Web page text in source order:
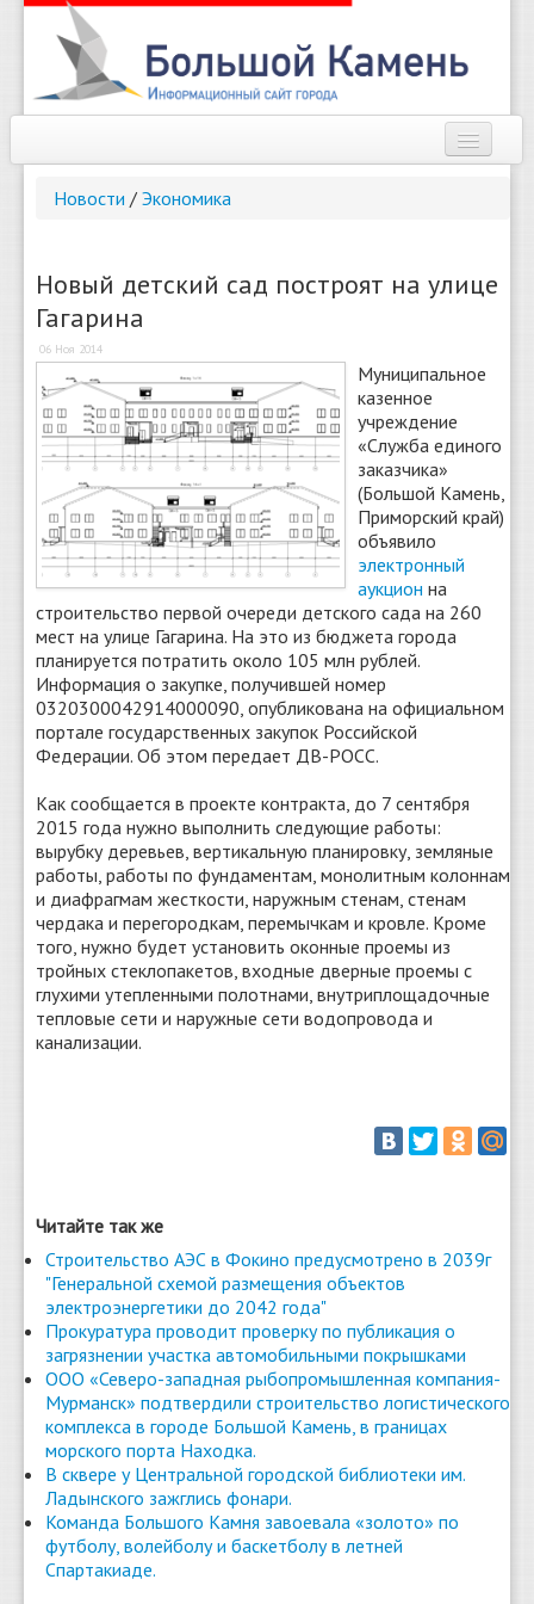
Новости
Справочник
Погода
О сайте
Найти
Новости / Экономика
Новый детский сад построят на улице
Гагарина
06 Ноя 2014
Муниципальное
казенное
учреждение
«Служба единого
заказчика»
(Большой Камень,
Приморский край)
объявило
электронный
аукцион на
строительство первой очереди детского сада на 260
мест на улице Гагарина. На это из бюджета города
планируется потратить около 105 млн рублей.
Информация о закупке, получившей номер
0320300042914000090, опубликована на официальном
портале государственных закупок Российской
Федерации. Об этом передает ДВ-РОСС.
Как сообщается в проекте контракта, до 7 сентября
2015 года нужно выполнить следующие работы:
вырубку деревьев, вертикальную планировку, земляные
работы, работы по фундаментам, монолитным колоннам
и диафрагмам жесткости, наружным стенам, стенам
чердака и перегородкам, перемычкам и кровле. Кроме
того, нужно будет установить оконные проемы из
тройных стеклопакетов, входные дверные проемы с
глухими утепленными полотнами, внутриплощадочные
тепловые сети и наружные сети водопровода и
канализации.
Читайте так же
Строительство АЭС в Фокино предусмотрено в 2039г
"Генеральной схемой размещения объектов
электроэнергетики до 2042 года"
Прокуратура проводит проверку по публикация о
загрязнении участка автомобильными покрышками
ООО «Северо-западная рыбопромышленная компания-
Мурманск» подтвердили строительство логистического
комплекса в городе Большой Камень, в границах
морского порта Находка.
В сквере у Центральной городской библиотеки им.
Ладынского зажглись фонари.
Команда Большого Камня завоевала «золото» по
футболу, волейболу и баскетболу в летней
Спартакиаде.